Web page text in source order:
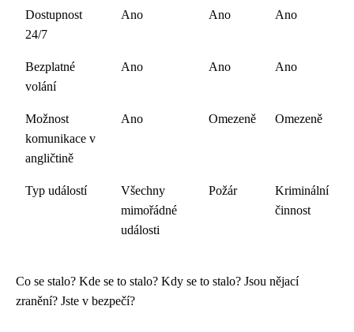
Dostupnost
24/7
Ano Ano Ano
Bezplatné
volání
Ano Ano Ano
Možnost
komunikace v
angličtině
Ano Omezeně Omezeně
Typ událostí
Všechny
mimořádné
události
Požár
Kriminální
činnost
Co se stalo? Kde se to stalo? Kdy se to stalo? Jsou nějací
zranění? Jste v bezpečí?